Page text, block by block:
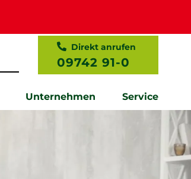
Direkt anrufen
09742 91-0
Unternehmen Service